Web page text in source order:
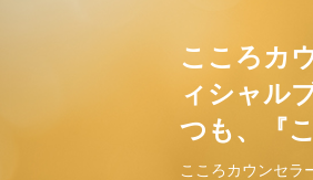
ここ
ィ
つも、『
こころカウンセラ